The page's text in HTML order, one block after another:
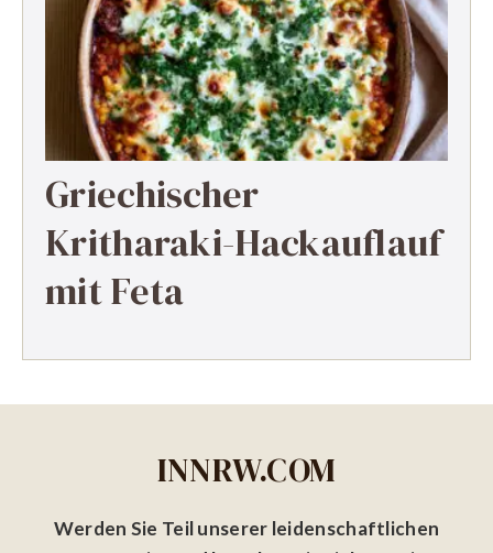
Griechischer
Kritharaki-Hackauflauf
mit Feta
INNRW.COM
Werden Sie Teil unserer leidenschaftlichen